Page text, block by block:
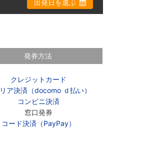
出発日を選ぶ
発券方法
クレジットカード
ア決済（docomo ｄ払い）
コンビニ決済
窓口発券
コード決済（PayPay）